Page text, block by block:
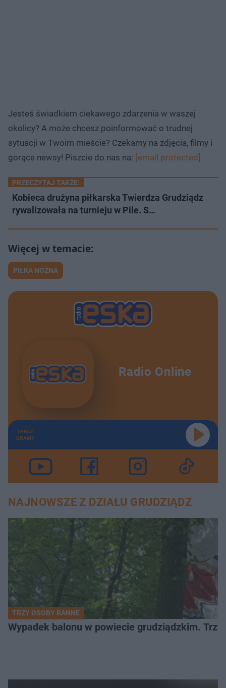
Jesteś świadkiem ciekawego zdarzenia w waszej
okolicy? A może chcesz poinformować o trudnej
sytuacji w Twoim mieście? Czekamy na zdjęcia, filmy i
gorące newsy! Piszcie do nas na: [email protected]
PRZECZYTAJ TAKŻE:
Kobieca drużyna piłkarska Twierdza Grudziądz
rywalizowała na turnieju w Pile. S…
PIŁKA NOŻNA
Radio Online
TERAZ
GRAMY
NAJNOWSZE Z DZIAŁU GRUDZIĄDZ
TRZY OSOBY RANNE
Wypadek balonu w powiecie grudziądzkim.